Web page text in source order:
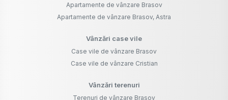
Apartamente de vânzare Brasov
Apartamente de vânzare Brasov, Astra
Vânzări case vile
Case vile de vânzare Brasov
Case vile de vânzare Cristian
Vânzări terenuri
Terenuri de vânzare Brasov